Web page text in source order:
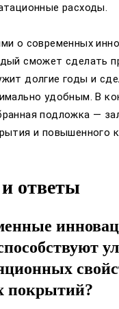
расходы.
о современных
сможет сделать
долгие годы и
удобным. В
подложка —
и повышенного
ответы
покрытий?